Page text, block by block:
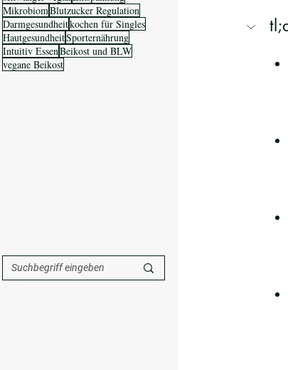
MikrobiomBlutzucker Regulation
Darmgesundheitkochen für Singles
HautgesundheitSporternährung
Intuitiv EssenBeikost und BLW
vegane Beikost